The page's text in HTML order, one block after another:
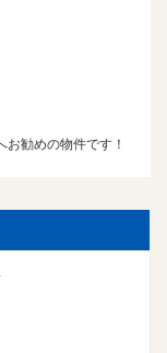
勧めの物件です！